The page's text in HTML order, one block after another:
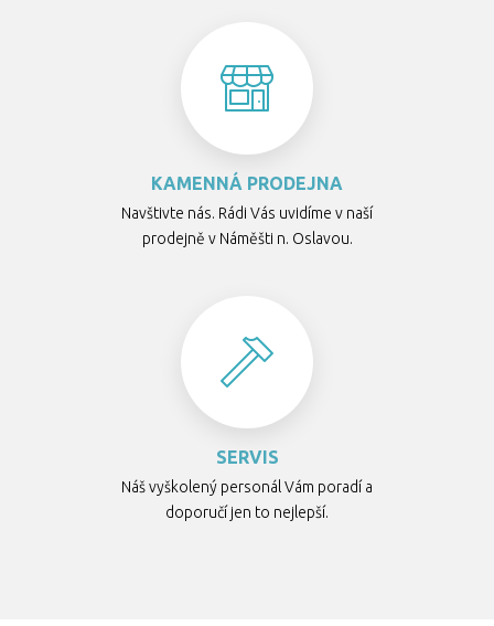
KAMENNÁ PRODEJNA
Navštivte nás. Rádi Vás uvidíme v naší
prodejně v Náměšti n. Oslavou.
SERVIS
Náš vyškolený personál Vám poradí a
doporučí jen to nejlepší.